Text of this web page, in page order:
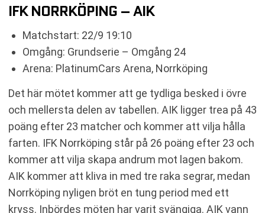
IFK NORRKÖPING – AIK
Matchstart: 22/9 19:10
Omgång: Grundserie – Omgång 24
Arena: PlatinumCars Arena, Norrköping
Det här mötet kommer att ge tydliga besked i övre
och mellersta delen av tabellen. AIK ligger trea på 43
poäng efter 23 matcher och kommer att vilja hålla
farten. IFK Norrköping står på 26 poäng efter 23 och
kommer att vilja skapa andrum mot lagen bakom.
AIK kommer att kliva in med tre raka segrar, medan
Norrköping nyligen bröt en tung period med ett
kryss. Inbördes möten har varit svängiga. AIK vann